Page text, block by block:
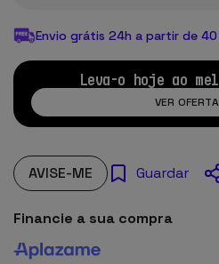
Envio grátis 24h a partir de 40
Leva-o hoje ao
VER
AVISE-ME Guardar
Financie a sua compra